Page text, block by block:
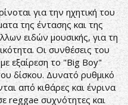
για την ηχητική του
της έντασης και της
ειδών μουσικής, για τη
Οι συνθέσεις του
εξαίρεση το "Big Boy"
δίσκου. Δυνατό ρυθμικό
από κιθάρες και ένρινα
reggae συχνότητες και